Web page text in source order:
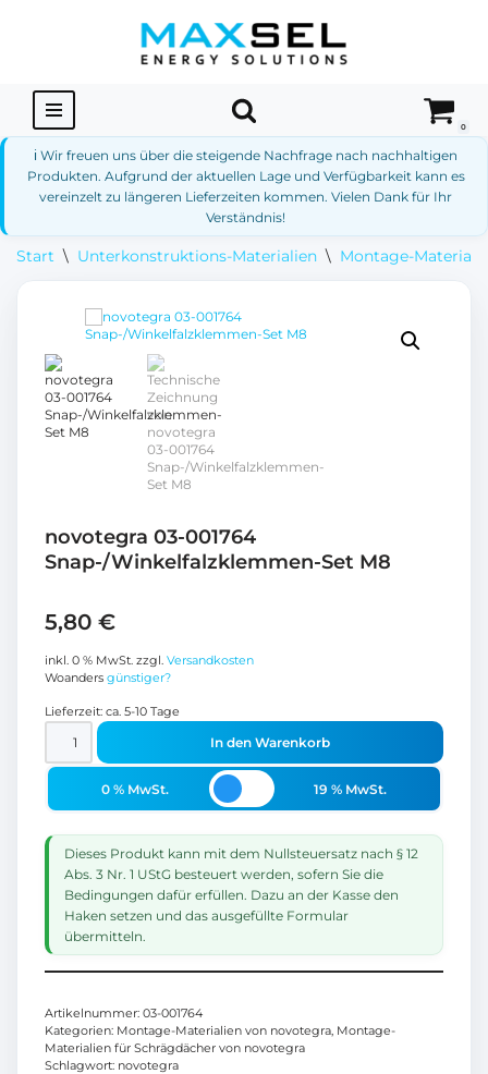
springen
0
ℹ️ Wir freuen uns über die steigende Nachfrage nach nachhaltigen
Produkten. Aufgrund der aktuellen Lage und Verfügbarkeit kann es
vereinzelt zu längeren Lieferzeiten kommen. Vielen Dank für Ihr
Verständnis!
Start \ Unterkonstruktions-Materialien \ Montage-
novotegra 03-001764
Snap-/Winkelfalzklemmen-Set M8
5,80 €
inkl. 0 % MwSt. zzgl. Versandkosten
Woanders günstiger?
Lieferzeit: ca. 5-10 Tage
In den Warenkorb
0 % MwSt. 19 % MwSt.
Dieses Produkt kann mit dem Nullsteuersatz nach § 12
Abs. 3 Nr. 1 UStG besteuert werden, sofern Sie die
Bedingungen dafür erfüllen. Dazu an der Kasse den
Haken setzen und das ausgefüllte Formular
übermitteln.
Artikelnummer: 03-001764
Kategorien: Montage-Materialien von novotegra, Montage-
Materialien für Schrägdächer von novotegra
Schlagwort: novotegra